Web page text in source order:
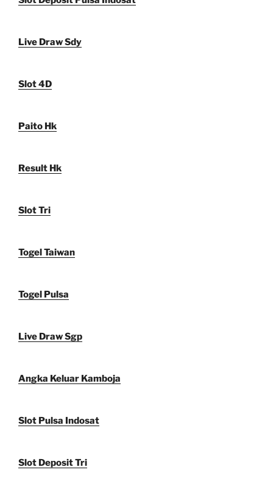
Live Draw Sdy
Slot 4D
Paito Hk
Result Hk
Slot Tri
Togel Taiwan
Togel Pulsa
Live Draw Sgp
Angka Keluar Kamboja
Slot Pulsa Indosat
Slot Deposit Tri